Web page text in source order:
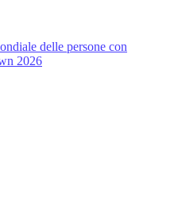
delle persone con
2026